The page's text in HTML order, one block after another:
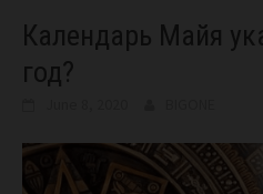
Календарь Майя
год?